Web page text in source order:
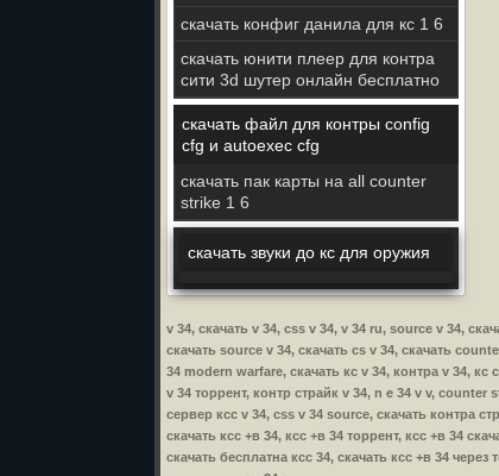
скачать конфиг данила для кс 1 6
скачать юнити плеер для контра
сити 3d шутер онлайн бесплатно
скачать файл для контры config
cfg и autoexec cfg
скачать пак карты на all counter
strike 1 6
скачать звуки до кс для оружия
v 34, скачать v 34, css v 34, v 34 ru, source v 34,
скачать source v 34, скачать cs v 34, скачать
34 modern warfare, скачать кс v 34, контра v 34,
v 34 торрент, контр страйк v 34, n e 34 v v, counter
сервер ксс v 34, css v 34 source, скачать контра
скачать ксс +в 34, ксс +в 34 торрент, ксс +в 34
скачать бесплатна ксс 34, скачать ксс +в 34